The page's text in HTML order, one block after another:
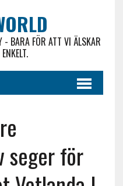
- BARA FÖR ATT VI ÄLSKAR
seger för